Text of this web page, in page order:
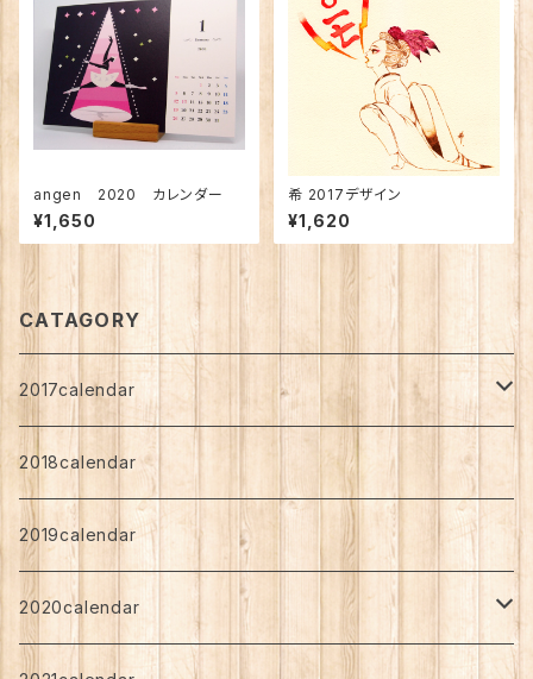
angen 2020 カレンダー
¥1,650
希 2017デザイン
¥1,620
CATAGORY
2017calendar
shiba
Standard
Art Support
nozomi
Standard
Art Support
angen
Standard
2018calendar
2019calendar
2020calendar